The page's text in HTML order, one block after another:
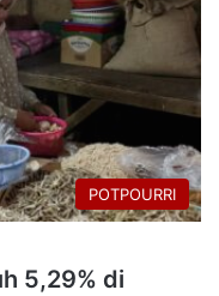
POTPOURRI
5,29% di